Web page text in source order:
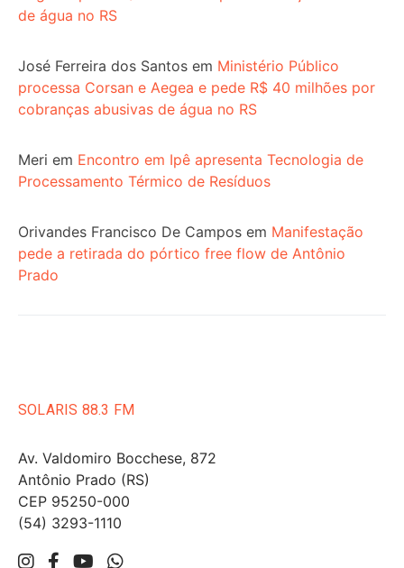
de água no RS
José Ferreira dos Santos em Ministério Público
processa Corsan e Aegea e pede R$ 40 milhões por
cobranças abusivas de água no RS
Meri em Encontro em Ipê apresenta Tecnologia de
Processamento Térmico de Resíduos
Orivandes Francisco De Campos em Manifestação
pede a retirada do pórtico free flow de Antônio
Prado
SOLARIS 88.3 FM
Av. Valdomiro Bocchese, 872
Antônio Prado (RS)
CEP 95250-000
(54) 3293-1110